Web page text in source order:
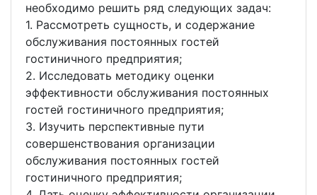
необходимо решить ряд следующих задач:
1. Рассмотреть сущность, и содержание
обслуживания постоянных гостей
гостиничного предприятия;
2. Исследовать методику оценки
эффективности обслуживания постоянных
гостей гостиничного предприятия;
3. Изучить перспективные пути
совершенствования организации
обслуживания постоянных гостей
гостиничного предприятия;